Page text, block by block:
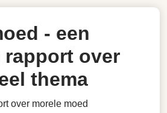
- een
rapport over
thema
over morele moed